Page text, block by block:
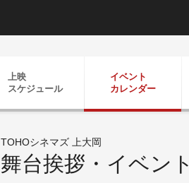
上映
スケジュール
イベント
カレンダー
TOHOシネマズ 上大岡
舞台挨拶・イベント